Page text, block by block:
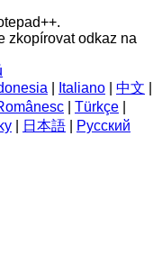
zkopírovat odkaz na
Italiano 中文
Türkçe
日本語 Русский